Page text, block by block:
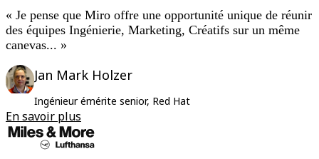
Commerce de détail
Services financiers
Pharmaceutique et sciences de la vie
Par équipe
Conception et UX
Leadership produit et opérations
Marketing
IT
Par initiative stratégique
« Je pense que Miro offre une opportunité unique de réunir
des équipes Ingénierie, Marketing, Créatifs sur un même
canevas... »
Jan Mark Holzer
Ingénieur émérite senior, Red Hat
En savoir plus